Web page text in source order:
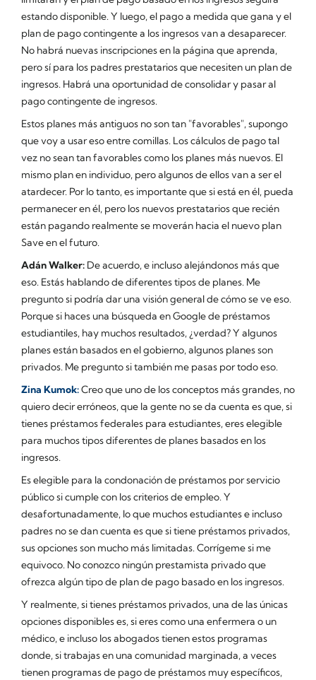
estando disponible. Y luego, el pago a medida que gana y el
plan de pago contingente a los ingresos van a desaparecer.
No habrá nuevas inscripciones en la página que aprenda,
pero sí para los padres prestatarios que necesiten un plan de
ingresos. Habrá una oportunidad de consolidar y pasar al
pago contingente de ingresos.
Estos planes más antiguos no son tan "favorables", supongo
que voy a usar eso entre comillas. Los cálculos de pago tal
vez no sean tan favorables como los planes más nuevos. El
mismo plan en individuo, pero algunos de ellos van a ser el
atardecer. Por lo tanto, es importante que si está en él, pueda
permanecer en él, pero los nuevos prestatarios que recién
están pagando realmente se moverán hacia el nuevo plan
Save en el futuro.
Adán Walker: De acuerdo, e incluso alejándonos más que
eso. Estás hablando de diferentes tipos de planes. Me
pregunto si podría dar una visión general de cómo se ve eso.
Porque si haces una búsqueda en Google de préstamos
estudiantiles, hay muchos resultados, ¿verdad? Y algunos
planes están basados en el gobierno, algunos planes son
privados. Me pregunto si también me pasas por todo eso.
Zina Kumok:Creo que uno de los conceptos más grandes, no
quiero decir erróneos, que la gente no se da cuenta es que, si
tienes préstamos federales para estudiantes, eres elegible
para muchos tipos diferentes de planes basados en los
ingresos.
Es elegible para la condonación de préstamos por servicio
público si cumple con los criterios de empleo. Y
desafortunadamente, lo que muchos estudiantes e incluso
padres no se dan cuenta es que si tiene préstamos privados,
sus opciones son mucho más limitadas. Corrígeme si me
equivoco. No conozco ningún prestamista privado que
ofrezca algún tipo de plan de pago basado en los ingresos.
Y realmente, si tienes préstamos privados, una de las únicas
opciones disponibles es, si eres como una enfermera o un
médico, e incluso los abogados tienen estos programas
donde, si trabajas en una comunidad marginada, a veces
tienen programas de pago de préstamos muy específicos,